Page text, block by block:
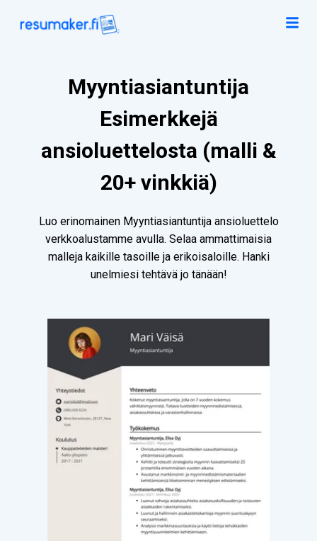
Myyntiasiantuntija
Esimerkkejä
ansioluettelosta (malli &
20+ vinkkiä)
Luo erinomainen Myyntiasiantuntija ansioluettelo
verkkoalustamme avulla. Selaa ammattimaisia
malleja kaikille tasoille ja erikoisaloille. Hanki
unelmiesi tehtävä jo tänään!